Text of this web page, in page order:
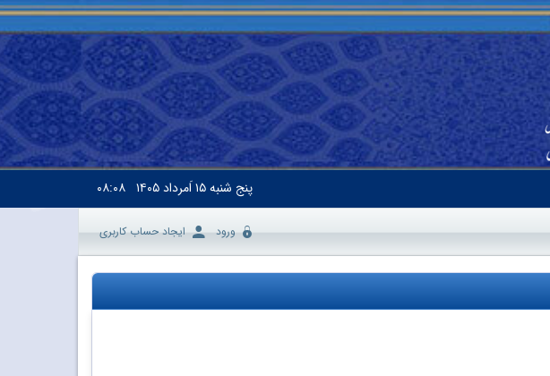
پنج شنبه۱۵ اَمرداد ۱۴۰۵ ۰۸:۰۸
ورود ایجاد حساب کاربری